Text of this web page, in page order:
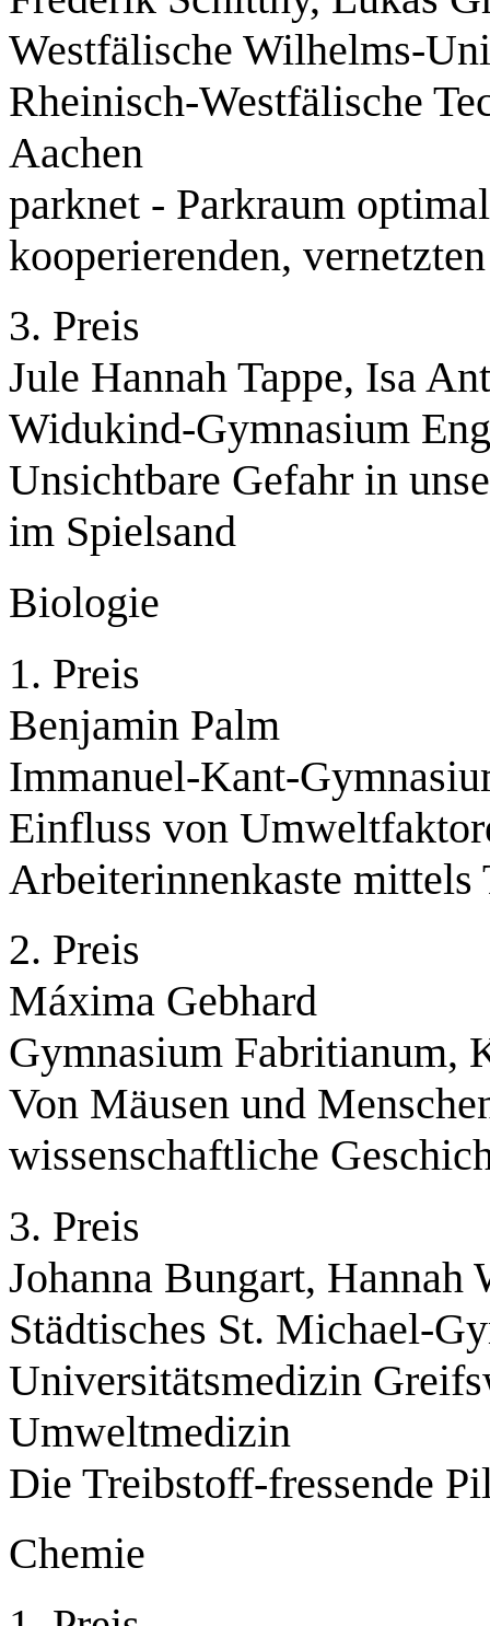
Westfälische Wilhelms-
Rheinisch-Westfälische
Aachen
parknet - Parkraum
kooperierenden,
3. Preis
Jule Hannah Tappe, Isa
Widukind-Gymnasium
Unsichtbare Gefahr in
im Spielsand
Biologie
1. Preis
Benjamin Palm
Immanuel-Kant-
Einfluss von
Arbeiterinnenkaste mittels
2. Preis
Máxima Gebhard
Gymnasium Fabritianum,
Von Mäusen und
wissenschaftliche
3. Preis
Johanna Bungart, Hannah
Städtisches St. Michael-
Universitätsmedizin
Umweltmedizin
Die Treibstoff-fressende
Chemie